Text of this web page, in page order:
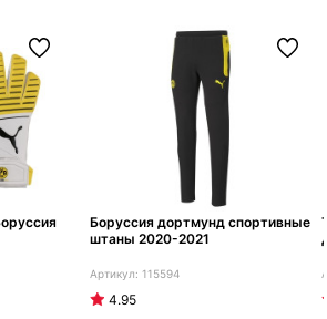
Боруссия дортмунд спортивные
штаны 2020-2021
115594
4.95